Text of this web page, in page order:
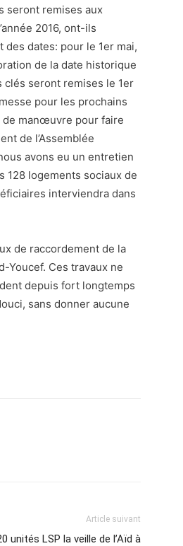
seront remises aux
2016, ont-ils
dates: pour le 1er mai,
de la date historique
clés seront remises le 1er
pour les prochains
de manœuvre pour faire
de l’Assemblée
avons eu un entretien
128 logements sociaux de
interviendra dans
de raccordement de la
Youcef. Ces travaux ne
depuis fort longtemps
sans donner aucune
Article suivant
unités LSP la veille de l’Aïd à